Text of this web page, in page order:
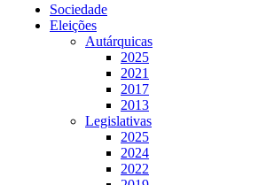
Sociedade
Eleições
Autárquicas
2025
2021
2017
2013
Legislativas
2025
2024
2022